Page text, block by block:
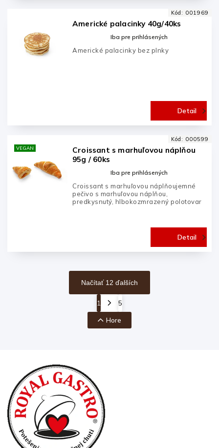
Americké palacinky 40g/40ks
Iba pre prihlásených
Detail
Americké palacinky bez plnky
Kód: 001969
VEGAN
Croissant s marhuľovou náplňou
95g / 60ks
Iba pre prihlásených
Detail
Croissant s marhuľovou náplňoujemné
pečivo s marhuľovou náplňou,
predkysnutý, hlbokozmrazený polotovar
Kód: 000599
Načítať 12 ďalších
1
5
Hore